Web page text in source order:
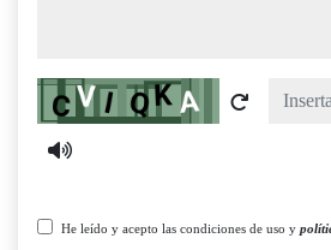
Captcha
He leído y acepto las condiciones de uso y